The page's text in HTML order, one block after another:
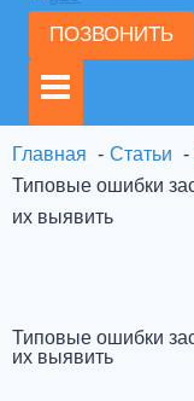
ПОЗВОНИТЬ
Главная Статьи
Типовые ошибки
их выявить
Типовые ошибки
их выявить